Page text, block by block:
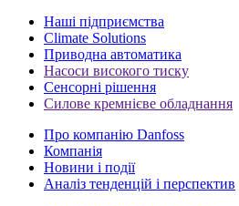
Наші підприємства
Climate Solutions
Приводна автоматика
Насоси високого тиску
Сенсорні рішення
Силове кремнієве обладнання
Про компанію Danfoss
Компанія
Новини і події
Аналіз тенденцій і перспектив